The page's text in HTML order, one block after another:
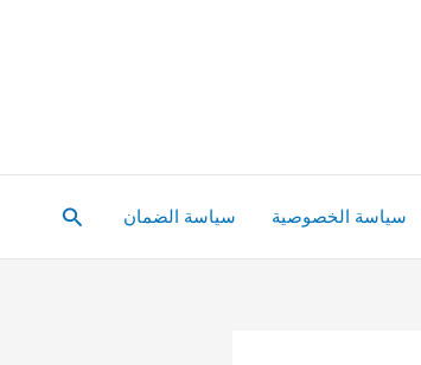
سياسة الخصوصية سياسة الضمان البحث